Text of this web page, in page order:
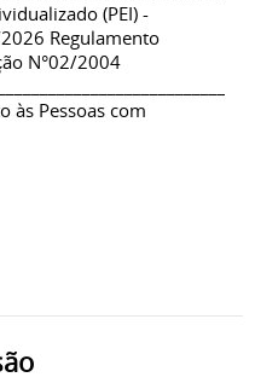
(PEI) -
Regulamento
N°02/2004
às Pessoas com